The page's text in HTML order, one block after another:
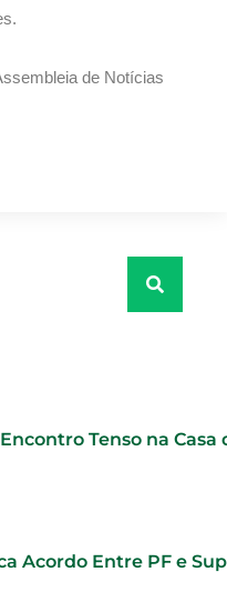
de Notícias
Tenso na Casa
Acordo Entre PF e